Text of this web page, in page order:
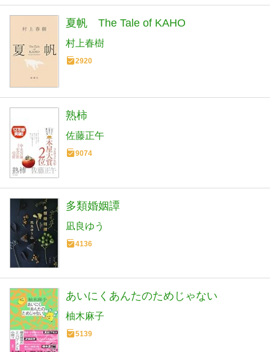
夏帆 The Tale of KAHO
村上春樹
2920
熟柿
佐藤正午
9074
多類婚姻譚
凪良ゆう
4136
あいにくあんたのためじゃない
柚木麻子
5139